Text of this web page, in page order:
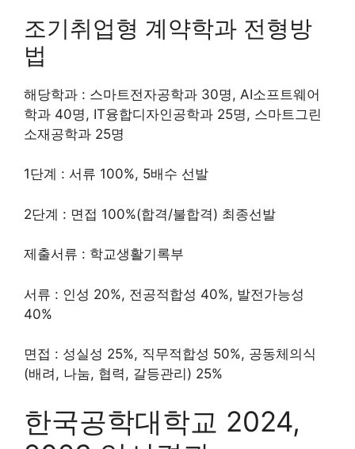
조기취업형 계약학과 전형방
법
해당학과 : 스마트전자공학과 30명, AI소프트웨어
학과 40명, IT융합디자인공학과 25명, 스마트그린
소재공학과 25명
1단계 : 서류 100%, 5배수 선발
2단계 : 면접 100%(합격/불합격) 최종선발
제출서류 : 학교생활기록부
서류 : 인성 20%, 전공적합성 40%, 발전가능성
40%
면접 : 성실성 25%, 직무적합성 50%, 공동체의식
(배려, 나눔, 협력, 갈등관리) 25%
한국공학대학교 2024,